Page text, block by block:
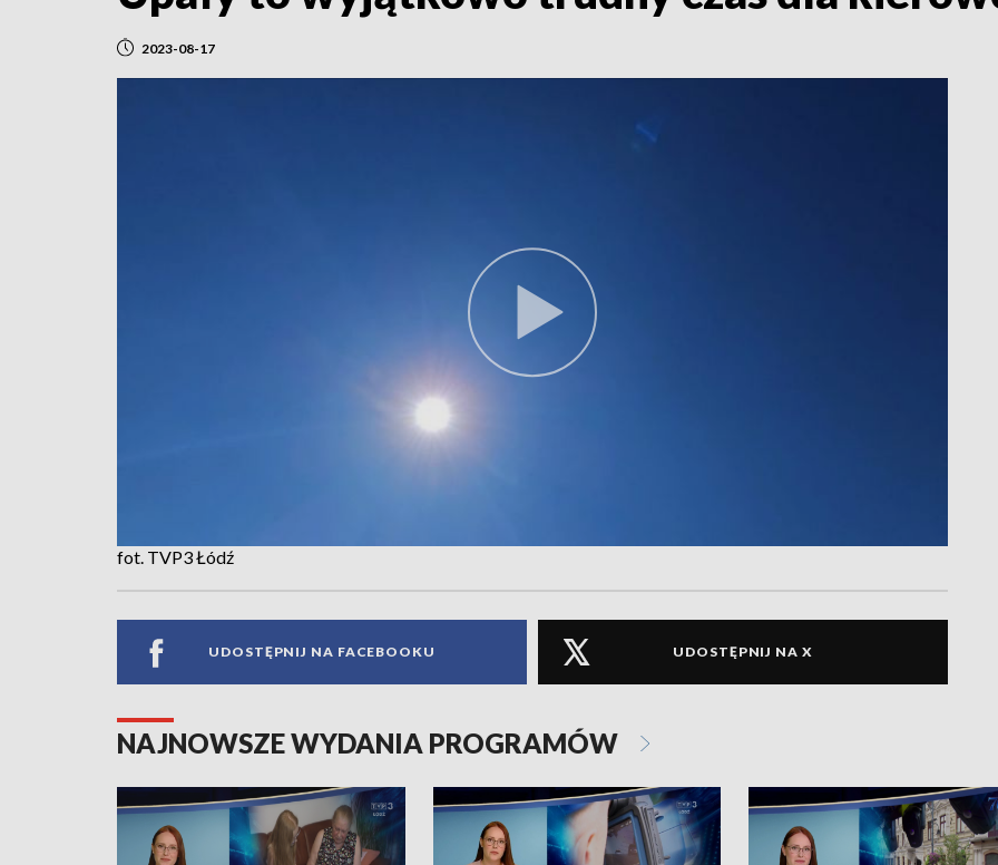
2023-08-17
fot. TVP3 Łódź
UDOSTĘPNIJ NA FACEBOOKU UDOSTĘPNIJ NA X
NAJNOWSZE WYDANIA PROGRAMÓW